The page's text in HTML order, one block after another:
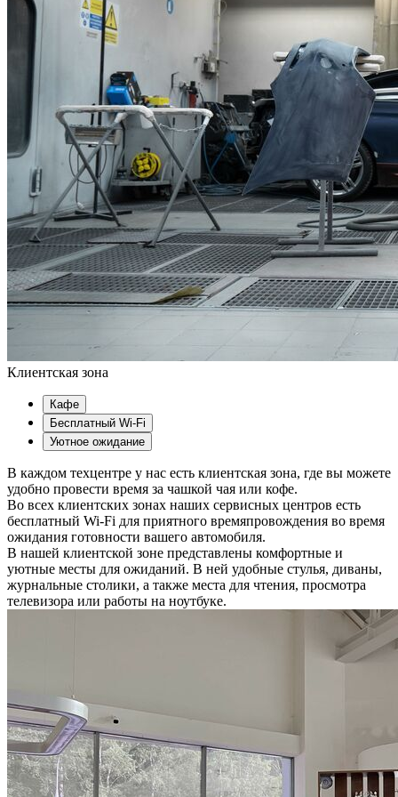
Клиентская зона
Кафе
Бесплатный Wi-Fi
Уютное ожидание
В каждом техцентре у нас есть клиентская зона, где вы можете
удобно провести время за чашкой чая или кофе.
Во всех клиентских зонах наших сервисных центров есть
бесплатный Wi-Fi для приятного времяпровождения во время
ожидания готовности вашего автомобиля.
В нашей клиентской зоне представлены комфортные и
уютные месты для ожиданий. В ней удобные стулья, диваны,
журнальные столики, а также места для чтения, просмотра
телевизора или работы на ноутбуке.